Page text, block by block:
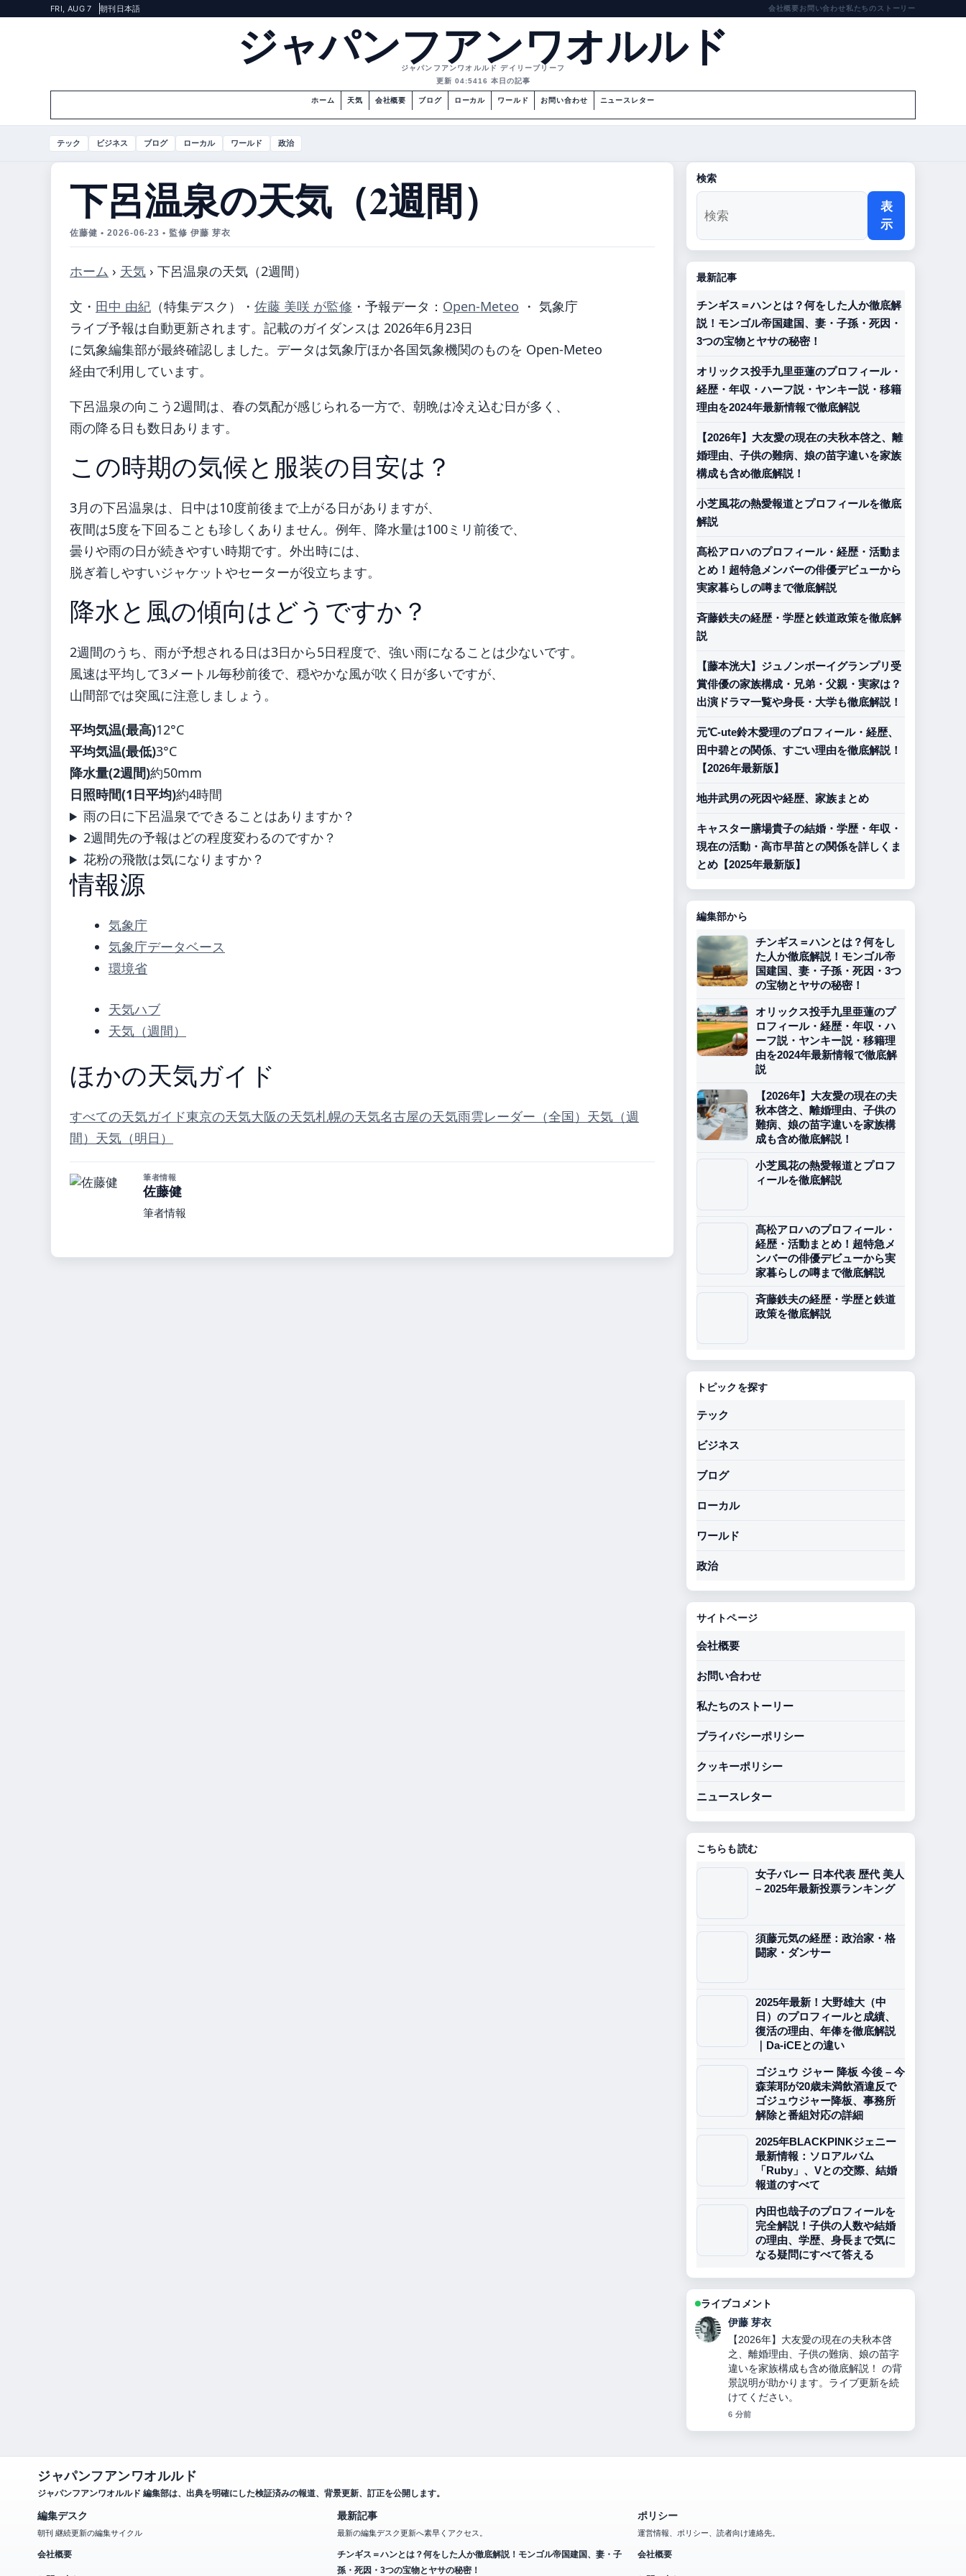
FRI, AUG 7 朝刊 日本語 会社概要お問い合わせ私たちのストーリー
ジャパンフアンワオルルド
ジャパンフアンワオルルド デイリーブリーフ
更新 04:5416 本日の記事
ホーム 天気 会社概要 ブログ ローカル ワールド お問い合わせ ニュースレター
テック ビジネス ブログ ローカル ワールド 政治
下呂温泉の天気（2週間）
佐藤健 • 2026-06-23 • 監修 伊藤 芽衣
ホーム › 天気 › 下呂温泉の天気（2週間）
文・ 田中 由紀 （特集デスク） ・ 佐藤 美咲 が監修 ・ 予報データ： Open-Meteo ・ 気象庁
ライブ予報は自動更新されます。記載のガイダンスは 2026年6月23日
に気象編集部が最終確認しました。データは気象庁ほか各国気象機関のものを Open-Meteo
経由で利用しています。
下呂温泉の向こう2週間は、春の気配が感じられる一方で、朝晩は冷え込む日が多く、
雨の降る日も数日あります。
この時期の気候と服装の目安は？
3月の下呂温泉は、日中は10度前後まで上がる日がありますが、
夜間は5度を下回ることも珍しくありません。例年、降水量は100ミリ前後で、
曇りや雨の日が続きやすい時期です。外出時には、
脱ぎ着しやすいジャケットやセーターが役立ちます。
降水と風の傾向はどうですか？
2週間のうち、雨が予想される日は3日から5日程度で、強い雨になることは少ないです。
風速は平均して3メートル毎秒前後で、穏やかな風が吹く日が多いですが、
山間部では突風に注意しましょう。
平均気温(最高)12°C
平均気温(最低)3°C
降水量(2週間)約50mm
日照時間(1日平均)約4時間
雨の日に下呂温泉でできることはありますか？
2週間先の予報はどの程度変わるのですか？
花粉の飛散は気になりますか？
情報源
気象庁
気象庁データベース
環境省
天気ハブ
天気（週間）
ほかの天気ガイド
すべての天気ガイド東京の天気大阪の天気札幌の天気名古屋の天気雨雲レーダー（全国） 天気（週
間） 天気（明日）
筆者情報
佐藤健
筆者情報
検索
表
示
最新記事
チンギス＝ハンとは？何をした人か徹底解
説！モンゴル帝国建国、妻・子孫・死因・
3つの宝物とヤサの秘密！
オリックス投手九里亜蓮のプロフィール・
経歴・年収・ハーフ説・ヤンキー説・移籍
理由を2024年最新情報で徹底解説
【2026年】大友愛の現在の夫秋本啓之、離
婚理由、子供の難病、娘の苗字違いを家族
構成も含め徹底解説！
小芝風花の熱愛報道とプロフィールを徹底
解説
髙松アロハのプロフィール・経歴・活動ま
とめ！超特急メンバーの俳優デビューから
実家暮らしの噂まで徹底解説
斉藤鉄夫の経歴・学歴と鉄道政策を徹底解
説
【藤本洸大】ジュノンボーイグランプリ受
賞俳優の家族構成・兄弟・父親・実家は？
出演ドラマ一覧や身長・大学も徹底解説！
元℃-ute鈴木愛理のプロフィール・経歴、
田中碧との関係、すごい理由を徹底解説！
【2026年最新版】
地井武男の死因や経歴、家族まとめ
キャスター膳場貴子の結婚・学歴・年収・
現在の活動・高市早苗との関係を詳しくま
とめ【2025年最新版】
編集部から
チンギス＝ハンとは？何をし
た人か徹底解説！モンゴル帝
国建国、妻・子孫・死因・3つ
の宝物とヤサの秘密！
オリックス投手九里亜蓮のプ
ロフィール・経歴・年収・ハ
ーフ説・ヤンキー説・移籍理
由を2024年最新情報で徹底解
説
【2026年】大友愛の現在の夫
秋本啓之、離婚理由、子供の
難病、娘の苗字違いを家族構
成も含め徹底解説！
小芝風花の熱愛報道とプロフ
ィールを徹底解説
髙松アロハのプロフィール・
経歴・活動まとめ！超特急メ
ンバーの俳優デビューから実
家暮らしの噂まで徹底解説
斉藤鉄夫の経歴・学歴と鉄道
政策を徹底解説
トピックを探す
テック
ビジネス
ブログ
ローカル
ワールド
政治
サイトページ
会社概要
お問い合わせ
私たちのストーリー
プライバシーポリシー
クッキーポリシー
ニュースレター
こちらも読む
女子バレー 日本代表 歴代 美人
– 2025年最新投票ランキング
須藤元気の経歴：政治家・格
闘家・ダンサー
2025年最新！大野雄大（中
日）のプロフィールと成績、
復活の理由、年俸を徹底解説
｜Da-iCEとの違い
ゴジュウ ジャー 降板 今後 – 今
森茉耶が20歳未満飲酒違反で
ゴジュウジャー降板、事務所
解除と番組対応の詳細
2025年BLACKPINKジェニー
最新情報：ソロアルバム
「Ruby」、Vとの交際、結婚
報道のすべて
内田也哉子のプロフィールを
完全解説！子供の人数や結婚
の理由、学歴、身長まで気に
なる疑問にすべて答える
ライブコメント
鈴木 蒼
チンギス＝ハンとは？何をした人か徹
底解説！モンゴル帝国建国、妻・子
孫・死因・3つの宝物とヤサの秘密！
の報道は丁寧で、流れを追いやすいで
す。
8 分前
ジャパンフアンワオルルド
ジャパンフアンワオルルド 編集部は、出典を明確にした検証済みの報道、背景更新、訂正を公開します。
編集デスク
朝刊 継続更新の編集サイクル
会社概要
最新記事
最新の編集デスク更新へ素早くアクセス。
チンギス＝ハンとは？何をした人か徹底解説！モンゴル帝国建国、妻・子
孫・死因・3つの宝物とヤサの秘密！
ポリシー
運営情報、ポリシー、読者向け連絡先。
会社概要